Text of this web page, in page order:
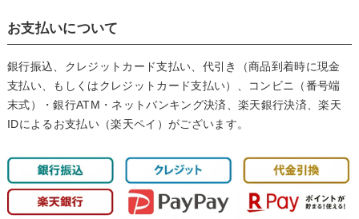
お支払いについて
銀行振込、クレジットカード支払い、代引き（商品到着時に現金
支払い、もしくはクレジットカード支払い）、コンビニ（番号端
末式）・銀行ATM・ネットバンキング決済、楽天銀行決済、楽天
IDによるお支払い（楽天ペイ）がございます。